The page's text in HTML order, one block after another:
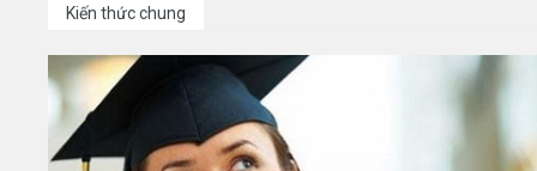
Kiến thức chung